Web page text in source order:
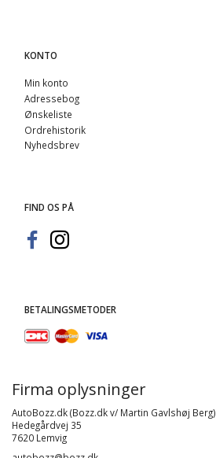
KONTO
Min konto
Adressebog
Ønskeliste
Ordrehistorik
Nyhedsbrev
FIND OS PÅ
BETALINGSMETODER
Firma oplysninger
AutoBozz.dk (Bozz.dk v/ Martin Gavlshøj Berg)
Hedegårdvej 35
7620 Lemvig